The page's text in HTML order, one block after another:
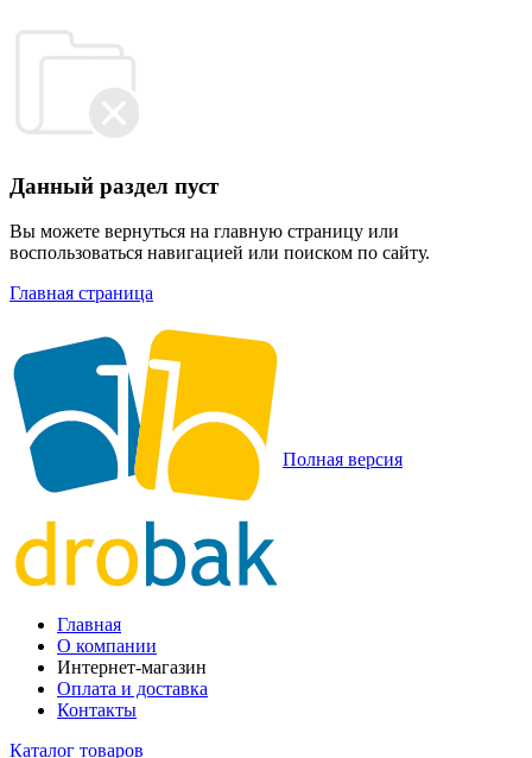
Данный раздел пуст
Вы можете вернуться на главную страницу или
воспользоваться навигацией или поиском по сайту.
Главная страница
Полная версия
Главная
О компании
Интернет-магазин
Оплата и доставка
Контакты
Каталог товаров